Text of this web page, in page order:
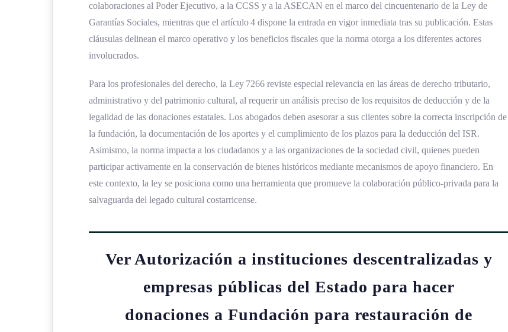
colaboraciones al Poder Ejecutivo, a la CCSS y a la ASECAN en el marco del cincuentenario de la Ley de
Garantías Sociales, mientras que el artículo 4 dispone la entrada en vigor inmediata tras su publicación. Estas
cláusulas delinean el marco operativo y los beneficios fiscales que la norma otorga a los diferentes actores
involucrados.
Para los profesionales del derecho, la Ley 7266 reviste especial relevancia en las áreas de derecho tributario,
administrativo y del patrimonio cultural, al requerir un análisis preciso de los requisitos de deducción y de la
legalidad de las donaciones estatales. Los abogados deben asesorar a sus clientes sobre la correcta inscripción de
la fundación, la documentación de los aportes y el cumplimiento de los plazos para la deducción del ISR.
Asimismo, la norma impacta a los ciudadanos y a las organizaciones de la sociedad civil, quienes pueden
participar activamente en la conservación de bienes históricos mediante mecanismos de apoyo financiero. En
este contexto, la ley se posiciona como una herramienta que promueve la colaboración público‑privada para la
salvaguarda del legado cultural costarricense.
Ver Autorización a instituciones descentralizadas y
empresas públicas del Estado para hacer
donaciones a Fundación para restauración de